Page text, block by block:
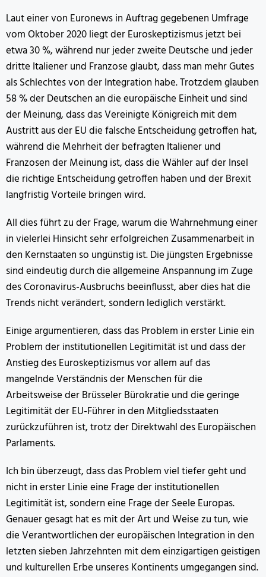
Laut einer von Euronews in Auftrag gegebenen Umfrage
vom Oktober 2020 liegt der Euroskeptizismus jetzt bei
etwa 30 %, während nur jeder zweite Deutsche und jeder
dritte Italiener und Franzose glaubt, dass man mehr Gutes
als Schlechtes von der Integration habe. Trotzdem glauben
58 % der Deutschen an die europäische Einheit und sind
der Meinung, dass das Vereinigte Königreich mit dem
Austritt aus der EU die falsche Entscheidung getroffen hat,
während die Mehrheit der befragten Italiener und
Franzosen der Meinung ist, dass die Wähler auf der Insel
die richtige Entscheidung getroffen haben und der Brexit
langfristig Vorteile bringen wird.
All dies führt zu der Frage, warum die Wahrnehmung einer
in vielerlei Hinsicht sehr erfolgreichen Zusammenarbeit in
den Kernstaaten so ungünstig ist. Die jüngsten Ergebnisse
sind eindeutig durch die allgemeine Anspannung im Zuge
des Coronavirus-Ausbruchs beeinflusst, aber dies hat die
Trends nicht verändert, sondern lediglich verstärkt.
Einige argumentieren, dass das Problem in erster Linie ein
Problem der institutionellen Legitimität ist und dass der
Anstieg des Euroskeptizismus vor allem auf das
mangelnde Verständnis der Menschen für die
Arbeitsweise der Brüsseler Bürokratie und die geringe
Legitimität der EU-Führer in den Mitgliedsstaaten
zurückzuführen ist, trotz der Direktwahl des Europäischen
Parlaments.
Ich bin überzeugt, dass das Problem viel tiefer geht und
nicht in erster Linie eine Frage der institutionellen
Legitimität ist, sondern eine Frage der Seele Europas.
Genauer gesagt hat es mit der Art und Weise zu tun, wie
die Verantwortlichen der europäischen Integration in den
letzten sieben Jahrzehnten mit dem einzigartigen geistigen
und kulturellen Erbe unseres Kontinents umgegangen sind.